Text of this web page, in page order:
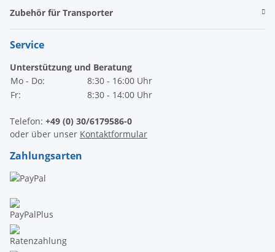
Zubehör für Transporter
Service
Unterstützung und Beratung
Mo - Do:
8:30 - 16:00 Uhr
Fr:
8:30 - 14:00 Uhr
Telefon: +49 (0) 30/6179586-0
oder über unser Kontaktformular
Zahlungsarten